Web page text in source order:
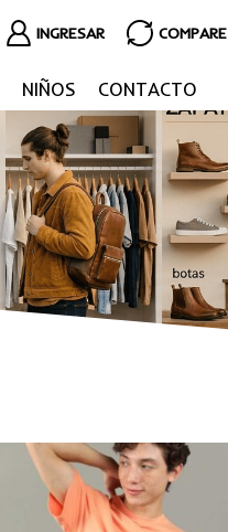
INGRESAR COMPARE
NIÑOS CONTACTO